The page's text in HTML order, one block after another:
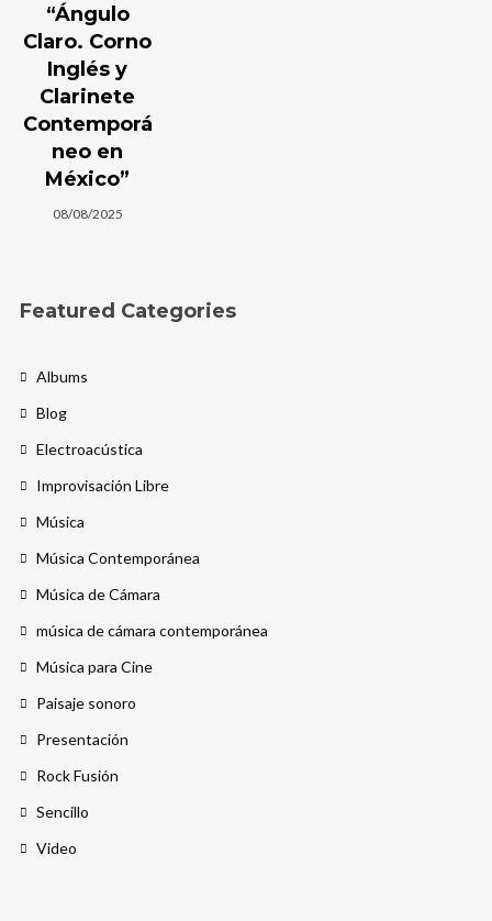
“Ángulo
Claro. Corno
Inglés y
Clarinete
Contemporá
neo en
México”
08/08/2025
Featured Categories
Albums
Blog
Electroacústica
Improvisación Libre
Música
Música Contemporánea
Música de Cámara
música de cámara contemporánea
Música para Cine
Paisaje sonoro
Presentación
Rock Fusión
Sencillo
Video